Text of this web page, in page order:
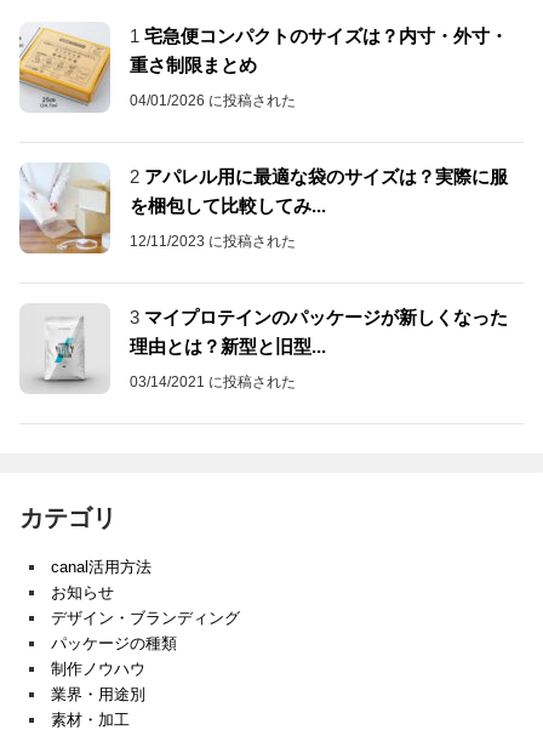
1 宅急便コンパクトのサイズは？内寸・外寸・
重さ制限まとめ
04/01/2026 に投稿された
2 アパレル用に最適な袋のサイズは？実際に服
を梱包して比較してみ...
12/11/2023 に投稿された
3 マイプロテインのパッケージが新しくなった
理由とは？新型と旧型...
03/14/2021 に投稿された
カテゴリ
canal活用方法
お知らせ
デザイン・ブランディング
パッケージの種類
制作ノウハウ
業界・用途別
素材・加工